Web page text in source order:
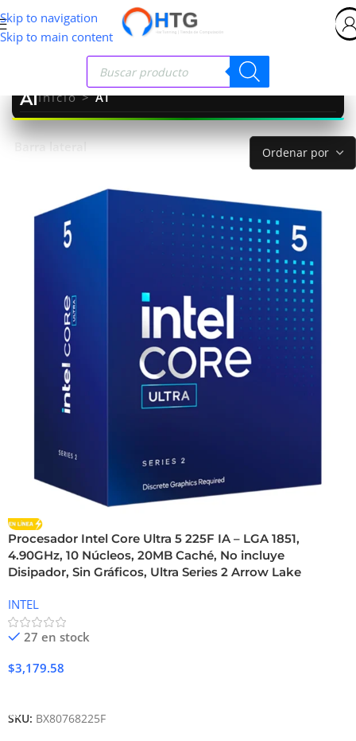
Skip to navigation
Skip to main content
AIInicio>AI
Barra lateral
Procesador Intel Core Ultra 5 225F IA – LGA 1851,
4.90GHz, 10 Núcleos, 20MB Caché, No incluye
Disipador, Sin Gráficos, Ultra Series 2 Arrow Lake
INTEL
27 en stock
$3,179.58
SKU: BX80768225F